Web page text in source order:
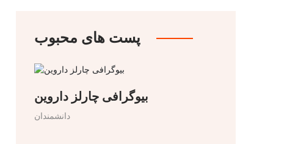
پست های محبوب
بیوگرافی چارلز داروین
دانشمندان